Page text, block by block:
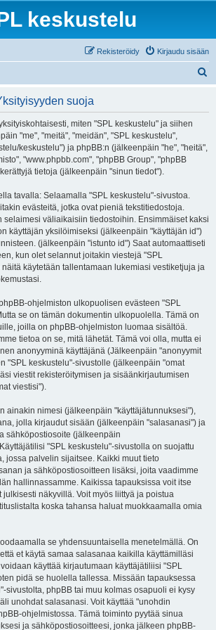
keskustelu
Kirjaudu sisään
Rekisteröidy
suoja
miten "SPL keskustelu" ja siihen
"me", "meitä", "meidän", "SPL keskustelu",
keskustelu") ja phpBB:n (jälkeenpäin "he", "heitä",
"www.phpbb.com", "phpBB Group", "phpBB
tietoja (jälkeenpäin "sinun tiedot").
tavalla: Selaamalla "SPL keskustelu"-sivustoa.
evästeitä, jotka ovat pieniä tekstitiedostoja.
selaimesi väliaikaisiin tiedostoihin. Ensimmäiset kaksi
käyttäjän yksilöimiseksi (jälkeenpäin "käyttäjän id")
(jälkeenpäin "istunto id") Saat automaattiseti
kun olet selannut joitakin viestejä "SPL
käytetään tallentamaan lukemiasi vestiketjuja ja
ohjelmiston ulkopuolisen evästeen "SPL
se on tämän dokumentin ulkopuolella. Tämä on
joilla on phpBB-ohjelmiston luomaa sisältöä.
tietoa on se, mitä lähetät. Tämä voi olla, mutta ei
anonyyminä käyttäjänä (Jälkeenpäin "anonyymit
"SPL keskustelu"-sivustolle (jälkeenpäin "omat
viestit rekisteröitymisen ja sisäänkirjautumisen
viestisi").
ainakin nimesi (jälkeenpäin "käyttäjätunnuksesi"),
jolla kirjaudut sisään (jälkeenpäin "salasanasi") ja
sähköpostiosoite (jälkeenpäin
"SPL keskustelu"-sivustolla on suojattu
jossa palvelin sijaitsee. Kaikki muut tieto
ja sähköpostiosoitteen lisäksi, joita vaadimme
hallinnassamme. Kaikissa tapauksissa voit itse
julkisesti näkyvillä. Voit myös liittyä ja poistua
koska tahansa haluat muokkaamalla omia
se yhdensuuntaisella menetelmällä. On
et käytä samaa salasanaa kaikilla käyttämilläsi
käyttää kirjautumaan käyttäjätiliisi "SPL
pidä se huolella tallessa. Missään tapauksessa
sivustolta, phpBB tai muu kolmas osapuoli ei kysy
unohdat salasanasi. Voit käyttää "unohdin
ohjelmistossa. Tämä toiminto pyytää sinua
ja sähköpostiosoitteesi, jonka jälkeen phpBB-